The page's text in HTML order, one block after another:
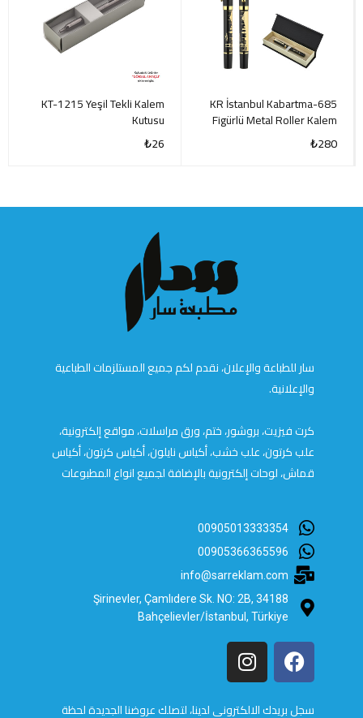
685-KR İstanbul Kabartma
Figürlü Metal Roller Kalem
Seti
₺280
KT-1215 Yeşil Tekli Kalem
Kutusu
₺26
سار للطباعة والإعلان، نقدم لكم جميع المستلزمات الطباعية
والإعلانية.
كرت فيزيت، بروشور، ختم، ورق مراسلات، مواقع إلكترونية،
علب كرتون، علب خشب، أكياس نايلون، أكياس كرتون، أكياس
قماش، لوحات إلكترونية بالإضافة لجميع انواع المطبوعات
00905013333354
00905366365596
info@sarreklam.com
Şirinevler, Çamlıdere Sk. NO: 2B, 34188
Bahçelievler/İstanbul, Türkiye
سجل بريدك الالكتروني لدينا، لتصلك عروضنا الجديدة لحظة